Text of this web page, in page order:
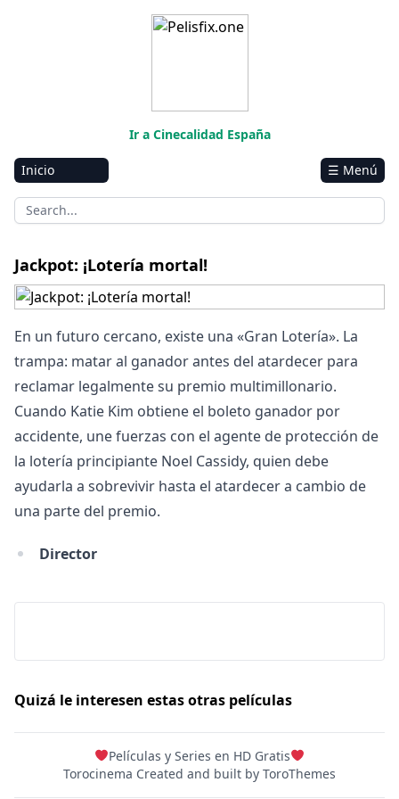
Ir a Cinecalidad España
Inicio
Amazon
Netflix
Disney+
HBO-Max
Marvel
Vix+Original
Hulu
Apple tv+
DC
Peacock
☰ Menú
Jackpot: ¡Lotería mortal!
En un futuro cercano, existe una «Gran Lotería». La
trampa: matar al ganador antes del atardecer para
reclamar legalmente su premio multimillonario.
Cuando Katie Kim obtiene el boleto ganador por
accidente, une fuerzas con el agente de protección de
la lotería principiante Noel Cassidy, quien debe
ayudarla a sobrevivir hasta el atardecer a cambio de
una parte del premio.
Director
Quizá le interesen estas otras películas
Películas y Series en HD Gratis
Torocinema Created and built by ToroThemes